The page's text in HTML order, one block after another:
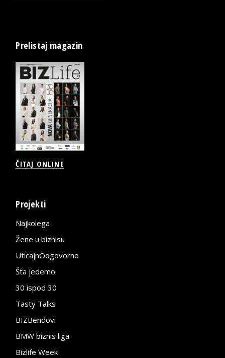
Prelistaj magazin
ČITAJ ONLINE
Projekti
Najkolega
Žene u biznisu
UticajnOdgovorno
Šta jedemo
30 ispod 30
Tasty Talks
BIZBendovi
BMW biznis liga
Bizlife Week